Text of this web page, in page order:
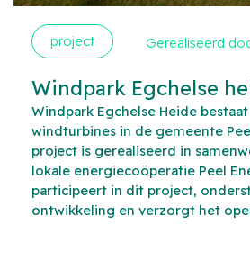
project Gerealiseerd
Windpark Egchelse
Windpark Egchelse Heide
windturbines in de gemeente
project is gerealiseerd in
lokale energiecoöperatie Peel
participeert in dit project,
ontwikkeling en verzorgt het